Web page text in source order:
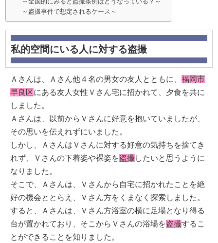
～盗撮事件で想定されるケース～
私的空間にいる人に対する盗撮
Ａさんは、Ａさん他４名の男女の友人とともに、福岡市
早良区にある友人女性Ｖさん宅に招かれて、夕食を共に
しました。
Ａさんは、以前からＶさんに好意を抱いていましたが、
その思いを伝えれずにいました。
しかし、ＡさんはＶさんに対する好意の気持ちを捨てき
れず、Ｖさんの下着姿や裸姿を盗撮 したいと思うように
なりました。
そこで、Ａさんは、Ｖさんから自宅に招かれたことを絶
好の機会ととらえ、Ｖさん方をくまなく探索しました。
すると、Ａさんは、Ｖさん方浴室の横に足場となり得る
台が置かれており、そこからＶさんの浴場を盗撮するこ
とができることを知りました。